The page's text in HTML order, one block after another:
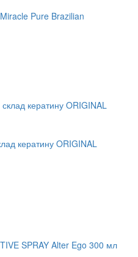
Pure Brazilian
кератину ORIGINAL